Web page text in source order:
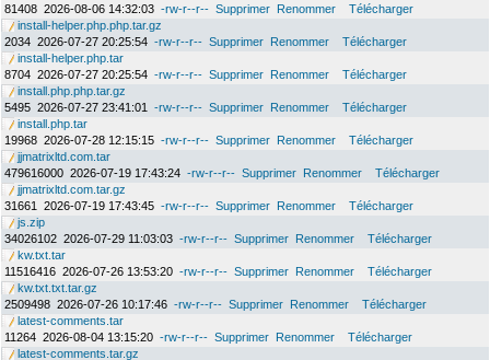
81408 2026-08-06 14:32:03 -rw-r--r-- Supprimer Renommer
Télécharger
install-helper.php.php.tar.gz
2034 2026-07-27 20:25:54 -rw-r--r-- Supprimer Renommer
Télécharger
install-helper.php.tar
8704 2026-07-27 20:25:54 -rw-r--r-- Supprimer Renommer
Télécharger
install.php.php.tar.gz
5495 2026-07-27 23:41:01 -rw-r--r-- Supprimer Renommer
Télécharger
install.php.tar
19968 2026-07-28 12:15:15 -rw-r--r-- Supprimer Renommer
Télécharger
jjmatrixltd.com.tar
479616000 2026-07-19 17:43:24 -rw-r--r-- Supprimer Renommer
Télécharger
jjmatrixltd.com.tar.gz
31661
2026-07-19 17:43:45 -rw-r--r-- Supprimer Renommer
Télécharger
js.zip
34026102 2026-07-29 11:03:03 -rw-r--r-- Supprimer Renommer
Télécharger
kw.txt.tar
11516416 2026-07-26 13:53:20 -rw-r--r-- Supprimer Renommer
Télécharger
kw.txt.txt.tar.gz
2509498 2026-07-26 10:17:46 -rw-r--r-- Supprimer Renommer
Télécharger
latest-comments.tar
11264 2026-08-04 13:15:20 -rw-r--r-- Supprimer Renommer
Télécharger
latest-comments.tar.gz